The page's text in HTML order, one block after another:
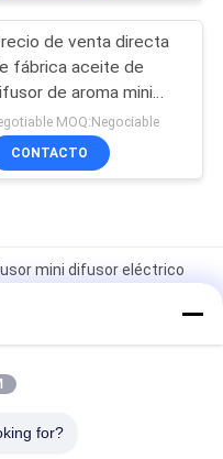
de venta directa
fábrica aceite de
de aroma mini
de 60 ml de
MOQ:Negociable
CONTACTO
mini difusor eléctrico
esencial de aroma
premium de 100 ml
for?